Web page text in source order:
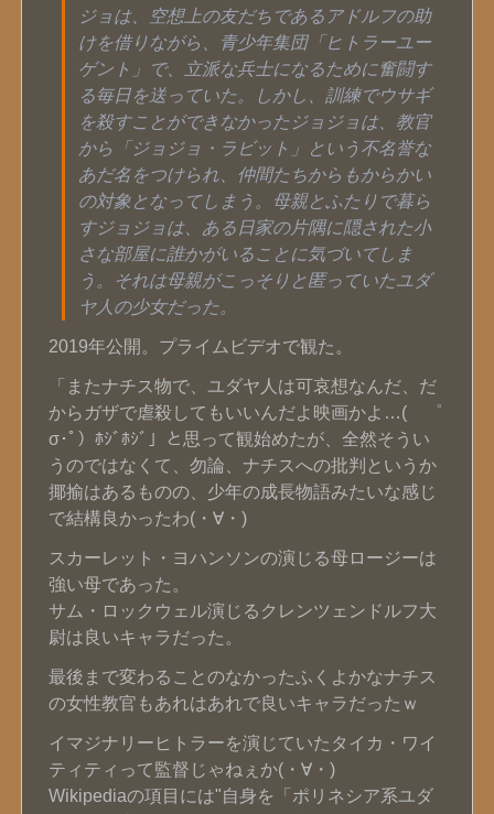
ジョは、空想上の友だちであるアドルフの助
けを借りながら、青少年集団「ヒトラーユー
ゲント」で、立派な兵士になるために奮闘す
る毎日を送っていた。しかし、訓練でウサギ
を殺すことができなかったジョジョは、教官
から「ジョジョ・ラビット」という不名誉な
あだ名をつけられ、仲間たちからもからかい
の対象となってしまう。母親とふたりで暮ら
すジョジョは、ある日家の片隅に隠された小
さな部屋に誰かがいることに気づいてしま
う。それは母親がこっそりと匿っていたユダ
ヤ人の少女だった。
2019年公開。プライムビデオで観た。
「またナチス物で、ユダヤ人は可哀想なんだ、だ
からガザで虐殺してもいいんだよ映画かよ…( ゜
σ･ﾟ）ﾎｼﾞﾎｼﾞ」と思って観始めたが、全然そうい
うのではなくて、勿論、ナチスへの批判というか
揶揄はあるものの、少年の成長物語みたいな感じ
で結構良かったわ(・∀・)
スカーレット・ヨハンソンの演じる母ロージーは
強い母であった。
サム・ロックウェル演じるクレンツェンドルフ大
尉は良いキャラだった。
最後まで変わることのなかったふくよかなナチス
の女性教官もあれはあれで良いキャラだったｗ
イマジナリーヒトラーを演じていたタイカ・ワイ
ティティって監督じゃねぇか(・∀・)
Wikipediaの項目には"自身を「ポリネシア系ユダ